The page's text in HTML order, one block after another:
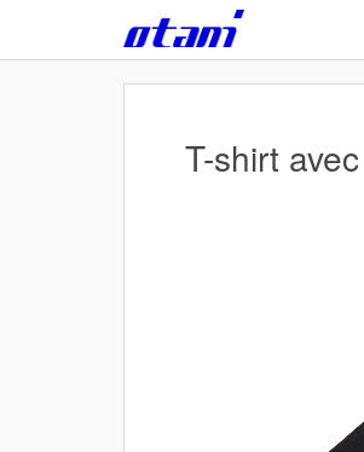
main
T-shirt